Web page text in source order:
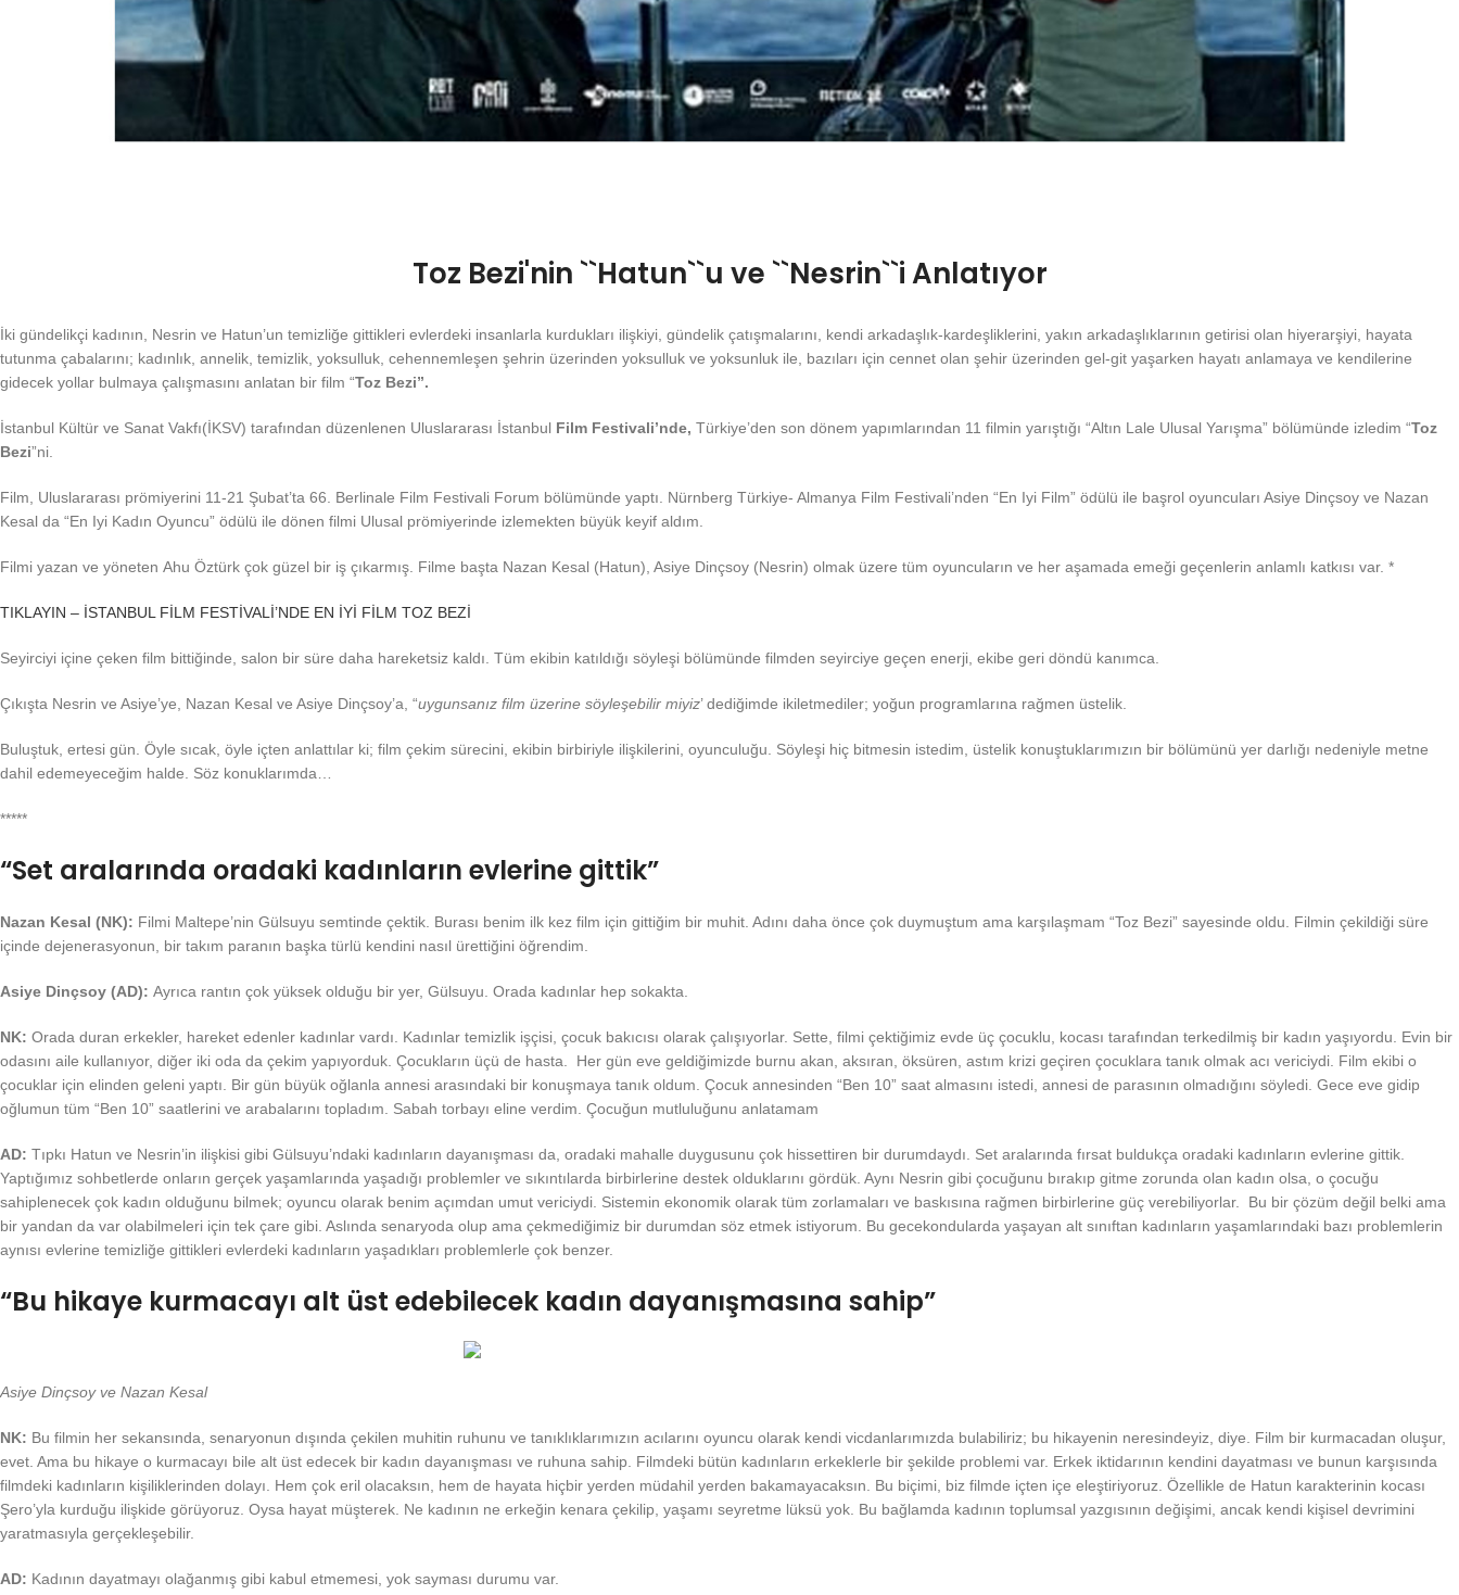
Toz Bezi'nin ``Hatun``u ve ``Nesrin``i Anlatıyor
İki gündelikçi kadının, Nesrin ve Hatun’un temizliğe gittikleri evlerdeki insanlarla kurdukları ilişkiyi, gündelik çatışmalarını, kendi arkadaşlık-kardeşliklerini, yakın arkadaşlıklarının getirisi olan hiyerarşiyi, hayata
tutunma çabalarını; kadınlık, annelik, temizlik, yoksulluk, cehennemleşen şehrin üzerinden yoksulluk ve yoksunluk ile, bazıları için cennet olan şehir üzerinden gel-git yaşarken hayatı anlamaya ve kendilerine
gidecek yollar bulmaya çalışmasını anlatan bir film “Toz Bezi”.
İstanbul Kültür ve Sanat Vakfı(İKSV) tarafından düzenlenen Uluslararası İstanbul Film Festivali’nde, Türkiye’den son dönem yapımlarından 11 filmin yarıştığı “Altın Lale Ulusal Yarışma” bölümünde izledim “Toz
Bezi”ni.
Film, Uluslararası prömiyerini 11-21 Şubat’ta 66. Berlinale Film Festivali Forum bölümünde yaptı. Nürnberg Türkiye- Almanya Film Festivali’nden “En Iyi Film” ödülü ile başrol oyuncuları Asiye Dinçsoy ve Nazan
Kesal da “En Iyi Kadın Oyuncu” ödülü ile dönen filmi Ulusal prömiyerinde izlemekten büyük keyif aldım.
Filmi yazan ve yöneten Ahu Öztürk çok güzel bir iş çıkarmış. Filme başta Nazan Kesal (Hatun), Asiye Dinçsoy (Nesrin) olmak üzere tüm oyuncuların ve her aşamada emeği geçenlerin anlamlı katkısı var. *
TIKLAYIN – İSTANBUL FİLM FESTİVALİ’NDE EN İYİ FİLM TOZ BEZİ
Seyirciyi içine çeken film bittiğinde, salon bir süre daha hareketsiz kaldı. Tüm ekibin katıldığı söyleşi bölümünde filmden seyirciye geçen enerji, ekibe geri döndü kanımca.
Çıkışta Nesrin ve Asiye’ye, Nazan Kesal ve Asiye Dinçsoy’a, “uygunsanız film üzerine söyleşebilir miyiz’ dediğimde ikiletmediler; yoğun programlarına rağmen üstelik.
Buluştuk, ertesi gün. Öyle sıcak, öyle içten anlattılar ki; film çekim sürecini, ekibin birbiriyle ilişkilerini, oyunculuğu. Söyleşi hiç bitmesin istedim, üstelik konuştuklarımızın bir bölümünü yer darlığı nedeniyle metne
dahil edemeyeceğim halde. Söz konuklarımda…
*****
“Set aralarında oradaki kadınların evlerine gittik”
Nazan Kesal (NK): Filmi Maltepe’nin Gülsuyu semtinde çektik. Burası benim ilk kez film için gittiğim bir muhit. Adını daha önce çok duymuştum ama karşılaşmam “Toz Bezi” sayesinde oldu. Filmin çekildiği süre
içinde dejenerasyonun, bir takım paranın başka türlü kendini nasıl ürettiğini öğrendim.
Asiye Dinçsoy (AD): Ayrıca rantın çok yüksek olduğu bir yer, Gülsuyu. Orada kadınlar hep sokakta.
NK: Orada duran erkekler, hareket edenler kadınlar vardı. Kadınlar temizlik işçisi, çocuk bakıcısı olarak çalışıyorlar. Sette, filmi çektiğimiz evde üç çocuklu, kocası tarafından terkedilmiş bir kadın yaşıyordu. Evin bir
odasını aile kullanıyor, diğer iki oda da çekim yapıyorduk. Çocukların üçü de hasta. Her gün eve geldiğimizde burnu akan, aksıran, öksüren, astım krizi geçiren çocuklara tanık olmak acı vericiydi. Film ekibi o
çocuklar için elinden geleni yaptı. Bir gün büyük oğlanla annesi arasındaki bir konuşmaya tanık oldum. Çocuk annesinden “Ben 10” saat almasını istedi, annesi de parasının olmadığını söyledi. Gece eve gidip
oğlumun tüm “Ben 10” saatlerini ve arabalarını topladım. Sabah torbayı eline verdim. Çocuğun mutluluğunu anlatamam
AD: Tıpkı Hatun ve Nesrin’in ilişkisi gibi Gülsuyu’ndaki kadınların dayanışması da, oradaki mahalle duygusunu çok hissettiren bir durumdaydı. Set aralarında fırsat buldukça oradaki kadınların evlerine gittik.
Yaptığımız sohbetlerde onların gerçek yaşamlarında yaşadığı problemler ve sıkıntılarda birbirlerine destek olduklarını gördük. Aynı Nesrin gibi çocuğunu bırakıp gitme zorunda olan kadın olsa, o çocuğu
sahiplenecek çok kadın olduğunu bilmek; oyuncu olarak benim açımdan umut vericiydi. Sistemin ekonomik olarak tüm zorlamaları ve baskısına rağmen birbirlerine güç verebiliyorlar. Bu bir çözüm değil belki ama
bir yandan da var olabilmeleri için tek çare gibi. Aslında senaryoda olup ama çekmediğimiz bir durumdan söz etmek istiyorum. Bu gecekondularda yaşayan alt sınıftan kadınların yaşamlarındaki bazı problemlerin
aynısı evlerine temizliğe gittikleri evlerdeki kadınların yaşadıkları problemlerle çok benzer.
“Bu hikaye kurmacayı alt üst edebilecek kadın dayanışmasına sahip”
Asiye Dinçsoy ve Nazan Kesal
NK: Bu filmin her sekansında, senaryonun dışında çekilen muhitin ruhunu ve tanıklıklarımızın acılarını oyuncu olarak kendi vicdanlarımızda bulabiliriz; bu hikayenin neresindeyiz, diye. Film bir kurmacadan oluşur,
evet. Ama bu hikaye o kurmacayı bile alt üst edecek bir kadın dayanışması ve ruhuna sahip. Filmdeki bütün kadınların erkeklerle bir şekilde problemi var. Erkek iktidarının kendini dayatması ve bunun karşısında
filmdeki kadınların kişiliklerinden dolayı. Hem çok eril olacaksın, hem de hayata hiçbir yerden müdahil yerden bakamayacaksın. Bu biçimi, biz filmde içten içe eleştiriyoruz. Özellikle de Hatun karakterinin kocası
Şero’yla kurduğu ilişkide görüyoruz. Oysa hayat müşterek. Ne kadının ne erkeğin kenara çekilip, yaşamı seyretme lüksü yok. Bu bağlamda kadının toplumsal yazgısının değişimi, ancak kendi kişisel devrimini
yaratmasıyla gerçekleşebilir.
AD: Kadının dayatmayı olağanmış gibi kabul etmemesi, yok sayması durumu var.